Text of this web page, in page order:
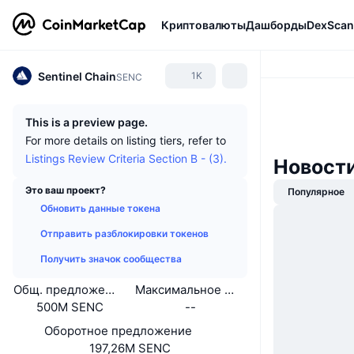
КриптовалютыДашбордыDexScan
Sentinel ChainSENC 1K
This is a preview page.
For more details on listing tiers, refer to
Listings Review Criteria Section B - (3).
Это ваш проект?
Обновить данные токена
Отправить разблокировки токенов
Получить значок сообщества
Общ. предложение
500M SENC
Максимальное предложение
--
Оборотное предложение
197,26M SENC
Популярное